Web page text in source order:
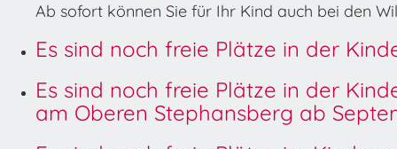
Ab sofort können Sie für Ihr Kind auch bei den
Es sind noch freie Plätze in der
Es sind noch freie Plätze in der
am Oberen Stephansberg ab